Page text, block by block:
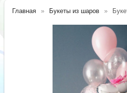
Главная Букеты из шаров